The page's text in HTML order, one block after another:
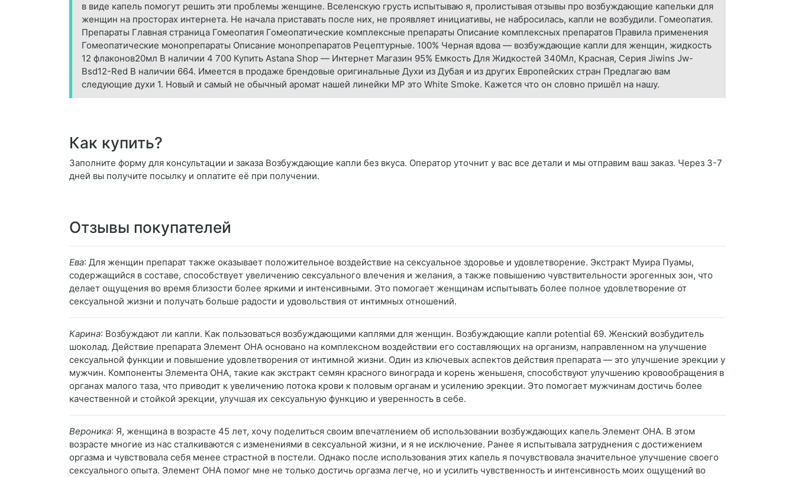
в виде капель помогут решить эти проблемы женщине. Вселенскую грусть испытываю я, пролистывая отзывы про возбуждающие капельки для
женщин на просторах интернета. Не начала приставать после них, не проявляет инициативы, не набросилась, капли не возбудили. Гомеопатия.
Препараты Главная страница Гомеопатия Гомеопатические комплексные препараты Описание комплексных препаратов Правила применения
Гомеопатические монопрепараты Описание монопрепаратов Рецептурные. 100% Черная вдова — возбуждающие капли для женщин, жидкость
12 флаконов20мл В наличии 4 700 Купить Astana Shop — Интернет Магазин 95% Емкость Для Жидкостей 340Мл, Красная, Серия Jiwins Jw-
Bsd12-Red В наличии 664. Имеется в продаже брендовые оригинальные Духи из Дубая и из других Европейских стран Предлагаю вам
следующие духи 1. Новый и самый не обычный аромат нашей линейки МР это White Smoke. Кажется что он словно пришёл на нашу.
Как купить?
Заполните форму для консультации и заказа Возбуждающие капли без вкуса. Оператор уточнит у вас все детали и мы отправим ваш заказ. Через 3-7
дней вы получите посылку и оплатите её при получении.
Отзывы покупателей
Ева: Для женщин препарат также оказывает положительное воздействие на сексуальное здоровье и удовлетворение. Экстракт Муира Пуамы,
содержащийся в составе, способствует увеличению сексуального влечения и желания, а также повышению чувствительности эрогенных зон, что
делает ощущения во время близости более яркими и интенсивными. Это помогает женщинам испытывать более полное удовлетворение от
сексуальной жизни и получать больше радости и удовольствия от интимных отношений.
Карина: Возбуждают ли капли. Как пользоваться возбуждающими каплями для женщин. Возбуждающие капли potential 69. Женский возбудитель
шоколад. Действие препарата Элемент ОНА основано на комплексном воздействии его составляющих на организм, направленном на улучшение
сексуальной функции и повышение удовлетворения от интимной жизни. Один из ключевых аспектов действия препарата — это улучшение эрекции у
мужчин. Компоненты Элемента ОНА, такие как экстракт семян красного винограда и корень женьшеня, способствуют улучшению кровообращения в
органах малого таза, что приводит к увеличению потока крови к половым органам и усилению эрекции. Это помогает мужчинам достичь более
качественной и стойкой эрекции, улучшая их сексуальную функцию и уверенность в себе.
Вероника: Я, женщина в возрасте 45 лет, хочу поделиться своим впечатлением об использовании возбуждающих капель Элемент ОНА. В этом
возрасте многие из нас сталкиваются с изменениями в сексуальной жизни, и я не исключение. Ранее я испытывала затруднения с достижением
оргазма и чувствовала себя менее страстной в постели. Однако после использования этих капель я почувствовала значительное улучшение своего
сексуального опыта. Элемент ОНА помог мне не только достичь оргазма легче, но и усилить чувственность и интенсивность моих ощущений во